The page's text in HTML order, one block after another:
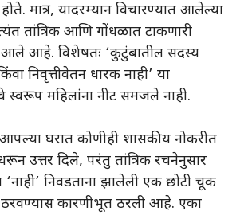
मात्र, यादरम्यान विचारण्यात आलेल्या
तांत्रिक आणि गोंधळात टाकणारी
आहे. विशेषतः ‘कुटुंबातील सदस्य
निवृत्तीवेतन धारक नाही’ या
स्वरूप महिलांना नीट समजले नाही.
घरात कोणीही शासकीय नोकरीत
उत्तर दिले, परंतु तांत्रिक रचनेनुसार
‘नाही’ निवडताना झालेली एक छोटी चूक
ठरवण्यास कारणीभूत ठरली आहे. एका